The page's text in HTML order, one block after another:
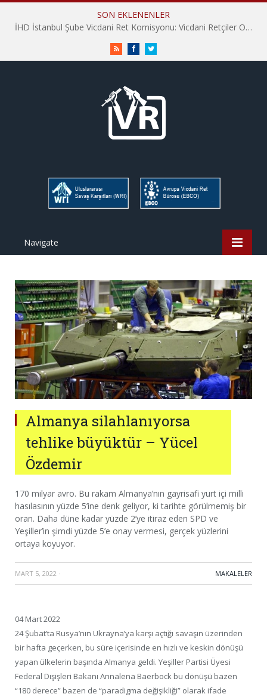
SON EKLENENLER
İHD İstanbul Şube Vicdani Ret Komisyonu: Vicdani Retçiler Olarak Destek İçin Buradayız!
RSS FacebookTwitter
Navigate
Almanya silahlanıyorsa
tehlike büyüktür – Yücel
Özdemir
170 milyar avro. Bu rakam Almanya’nın gayrisafi yurt içi milli
hasılasının yüzde 5’ine denk geliyor, ki tarihte görülmemiş bir
oran. Daha düne kadar yüzde 2’ye itiraz eden SPD ve
Yeşiller’in şimdi yüzde 5’e onay vermesi, gerçek yüzlerini
ortaya koyuyor.
MART 5, 2022 · MAKALELER
04 Mart 2022
24 Şubat’ta Rusya’nın Ukrayna’ya karşı açtığı savaşın üzerinden
bir hafta geçerken, bu süre içerisinde en hızlı ve keskin dönüşü
yapan ülkelerin başında Almanya geldi. Yeşiller Partisi Üyesi
Federal Dışişleri Bakanı Annalena Baerbock bu dönüşü bazen
“180 derece” bazen de “paradigma değişikliği” olarak ifade